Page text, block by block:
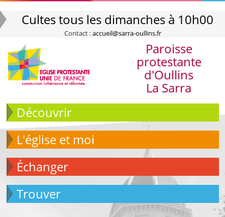
Cultes tous les dimanches à 10h00
Contact :accueil@sarra-oullins.fr
Paroisse
protestante
d'Oullins
La Sarra
Découvrir
L'église et moi
échanger
Trouver